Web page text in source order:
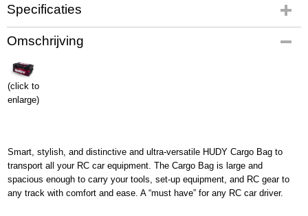
Specificaties
Productcode
H199150
EAN code
H199150
Productcode leverancier
Omschrijving
(click to
enlarge)
Smart, stylish, and distinctive and ultra-versatile HUDY Cargo Bag to
transport all your RC car equipment. The Cargo Bag is large and
spacious enough to carry your tools, set-up equipment, and RC gear to
any track with comfort and ease. A “must have” for any RC car driver.